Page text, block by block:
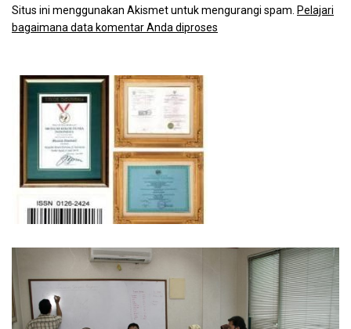
Situs ini menggunakan Akismet untuk mengurangi spam. Pelajari
bagaimana data komentar Anda diproses